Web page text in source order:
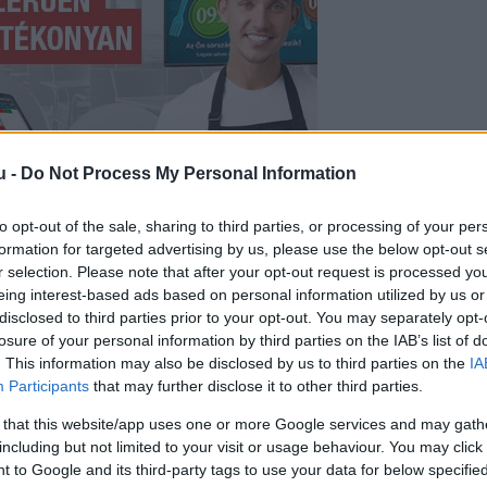
- Do Not Process My Personal Information
opt-out of the sale, sharing to third parties, or processing of your
for targeted advertising by us, please use the below opt-out
selection. Please note that after your opt-out request is processed
interest-based ads based on personal information utilized by us
to third parties prior to your opt-out. You may separately
of your personal information by third parties on the IAB’s list of
This information may also be disclosed by us to third parties on the
Participants that may further disclose it to other third parties.
that this website/app uses one or more Google services and may
but not limited to your visit or usage behaviour. You may
to Google and its third-party tags to use your data for below
található, sült krumpliként kerül a tányérra, és
itt kezdődik a félreértés: az
Botanikai szempontból ugyanis nem is
túlnőtt az egyszerű food-trenden, és igazi